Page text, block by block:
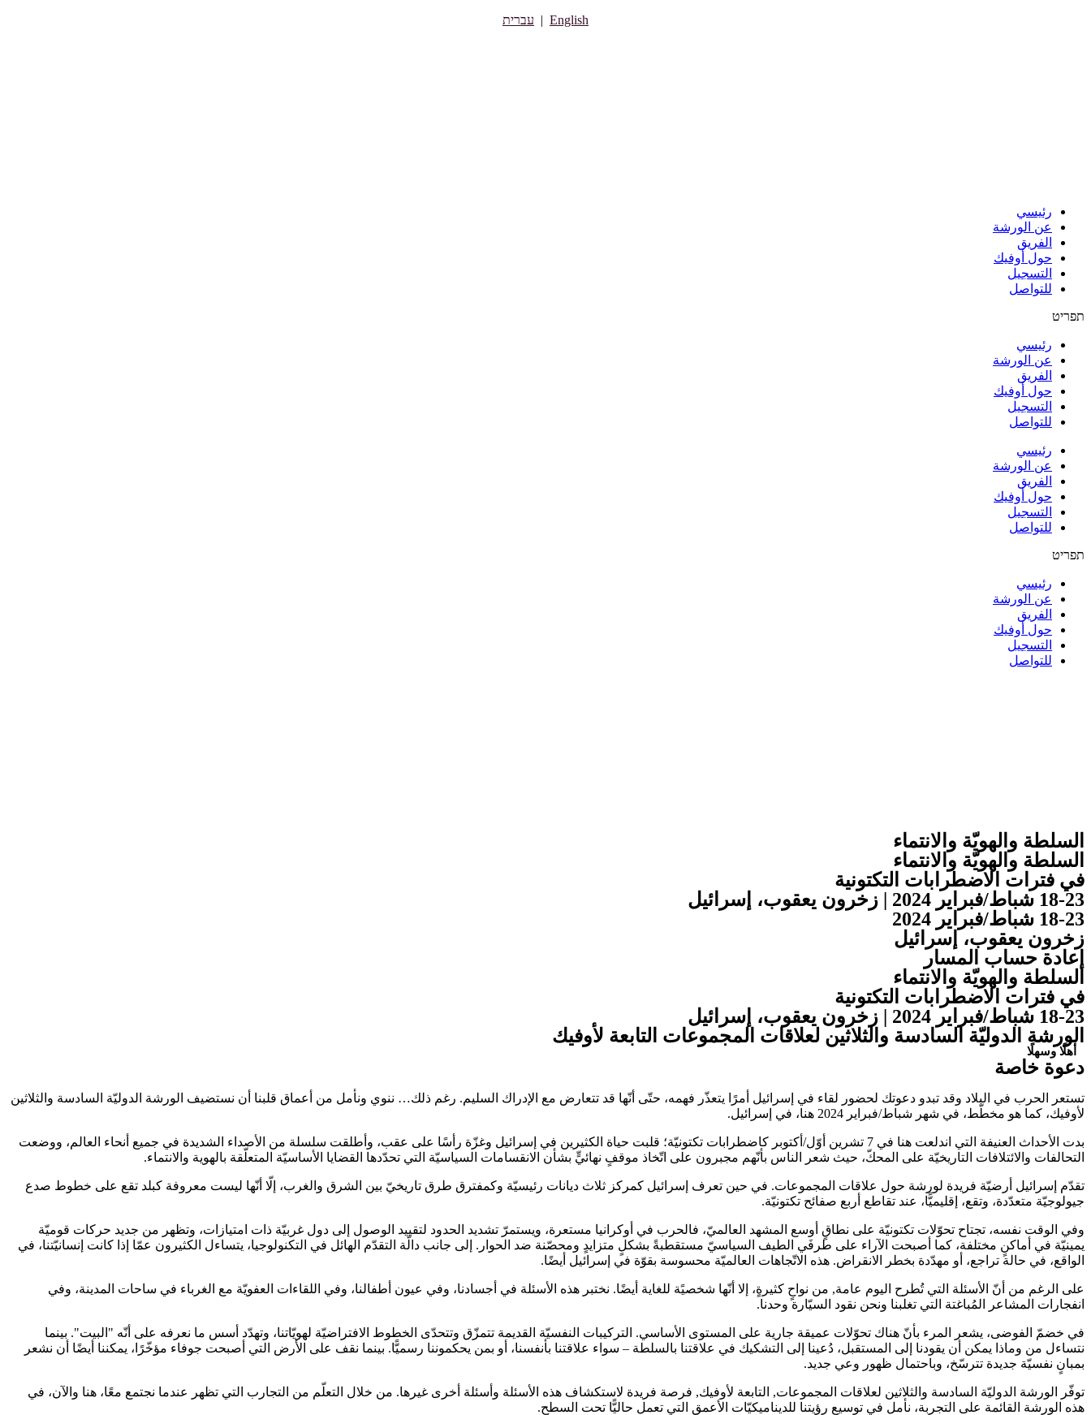
English
| עברית
رئيسي
عن الورشة
الفريق
حول أوفيك
التسجيل
للتواصل
תפריט
رئيسي
عن الورشة
الفريق
حول أوفيك
التسجيل
للتواصل
رئيسي
عن الورشة
الفريق
حول أوفيك
التسجيل
للتواصل
תפריט
رئيسي
عن الورشة
الفريق
حول أوفيك
التسجيل
للتواصل
السلطة والهويّة والانتماء
السلطة والهويّة والانتماء
في فترات الاضطرابات التكتونية
18-23 شباط/فبراير 2024 | زخرون يعقوب، إسرائيل
18-23 شباط/فبراير 2024
زخرون يعقوب، إسرائيل
إعادة حساب المسار
السلطة والهويّة والانتماء
في فترات الاضطرابات التكتونية
18-23 شباط/فبراير 2024 | زخرون يعقوب، إسرائيل
الورشة الدوليّة السادسة والثلاثين لعلاقات المجموعات التابعة لأوفيك
أهلًا وسهلًا
دعوة خاصة
تستعر الحرب في البلاد وقد تبدو دعوتك لحضور لقاء في إسرائيل أمرًا يتعذّر فهمه، حتّى أنّها قد تتعارض مع الإدراك السليم. رغم ذلك… ننوي ونأمل من أعماق قلبنا أن نستضيف الورشة الدوليّة السادسة والثلاثين
لأوفيك، كما هو مخطّط، في شهر شباط/فبراير 2024 هنا، في إسرائيل.
بدت الأحداث العنيفة التي اندلعت هنا في 7 تشرين أوّل/أكتوبر كاضطرابات تكتونيّة؛ قلبت حياة الكثيرين في إسرائيل وغزّة رأسًا على عقب، وأطلقت سلسلة من الأصداء الشديدة في جميع أنحاء العالم، ووضعت
التحالفات والائتلافات التاريخيّة على المحكّ، حيث شعر الناس بأنّهم مجبرون على اتّخاذ موقفٍ نهائيٍّ بشأن الانقسامات السياسيّة التي تحدّدها القضايا الأساسيّة المتعلّقة بالهوية والانتماء.
تقدّم إسرائيل أرضيّة فريدة لورشة حول علاقات المجموعات. في حين تعرف إسرائيل كمركز ثلاث ديانات رئيسيّة وكمفترق طرق تاريخيّ بين الشرق والغرب، إلّا أنّها ليست معروفة كبلد تقع على خطوط صدع
جيولوجيّة متعدّدة، وتقع، إقليميًّا، عند تقاطع أربع صفائح تكتونيّة.
وفي الوقت نفسه، تجتاح تحوّلات تكتونيّة على نطاقٍ أوسع المشهد العالميّ، فالحرب في أوكرانيا مستعرة، ويستمرّ تشديد الحدود لتقييد الوصول إلى دول غربيّة ذات امتيازات، وتظهر من جديد حركات قوميّة
يمينيّة في أماكنٍ مختلفة، كما أصبحت الآراء على طرفَي الطيف السياسيّ مستقطبةً بشكلٍ متزايدٍ ومحصّنة ضد الحوار. إلى جانب دالّة التقدّم الهائل في التكنولوجيا، يتساءل الكثيرون عمّا إذا كانت إنسانيّتنا، في
الواقع، في حالة تراجع، أو مهدّدة بخطر الانقراض. هذه الاتّجاهات العالميّة محسوسة بقوّة في إسرائيل أيضًا.
على الرغم من أنّ الأسئلة التي تُطرح اليوم عامة, من نواحٍ كثيرةٍ، إلا أنّها شخصيًة للغاية أيضًا. نختبر هذه الأسئلة في أجسادنا، وفي عيون أطفالنا، وفي اللقاءات العفويّة مع الغرباء في ساحات المدينة، وفي
انفجارات المشاعر المُباغتة التي تغلبنا ونحن نقود السيّارة وحدنا.
في خضمّ الفوضى، يشعر المرء بأنّ هناك تحوّلات عميقة جارية على المستوى الأساسي. التركيبات النفسيّة القديمة تتمزّق وتتحدّى الخطوط الافتراضيّة لهويّاتنا، وتهدّد أسس ما نعرفه على أنّه "البيت". بينما
نتساءل من وماذا يمكن أن يقودنا إلى المستقبل، دُعينا إلى التشكيك في علاقتنا بالسلطة – سواء علاقتنا بأنفسنا، أو بمن يحكموننا رسميًّا. بينما نقف على الأرض التي أصبحت جوفاء مؤخّرًا، يمكننا أيضًا أن نشعر
بمبانٍ نفسيّة جديدة تترسّخ، وباحتمال ظهور وعي جديد.
توفّر الورشة الدوليّة السادسة والثلاثين لعلاقات المجموعات, التابعة لأوفيك, فرصة فريدة لاستكشاف هذه الأسئلة وأسئلة أخرى غيرها. من خلال التعلّم من التجارب التي تظهر عندما نجتمع معًا، هنا والآن، في
هذه الورشة القائمة على التجربة، نأمل في توسيع رؤيتنا للديناميكيّات الأعمق التي تعمل حاليًّا تحت السطح.